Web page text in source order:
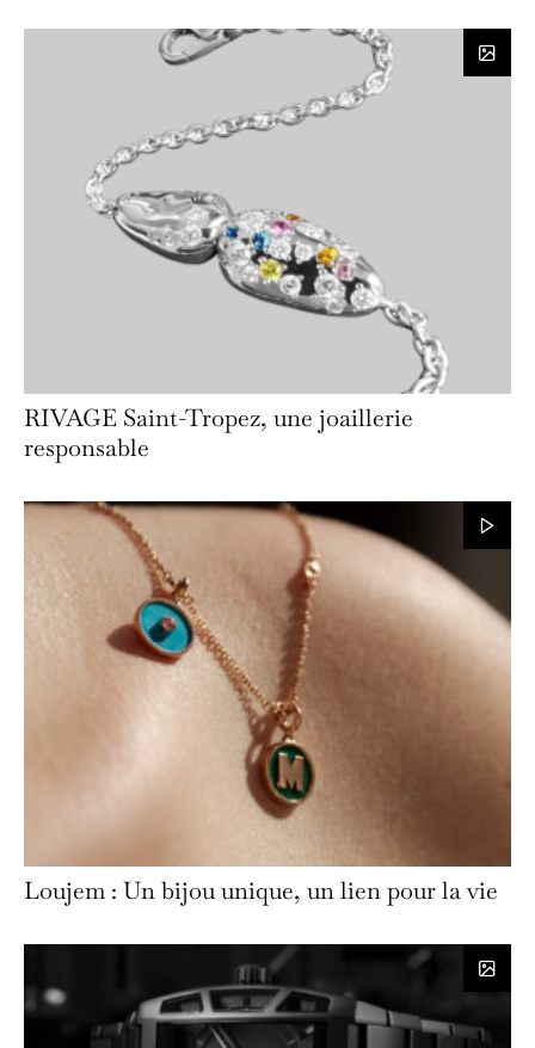
RIVAGE Saint-Tropez, une joaillerie
responsable
Loujem : Un bijou unique, un lien pour la vie